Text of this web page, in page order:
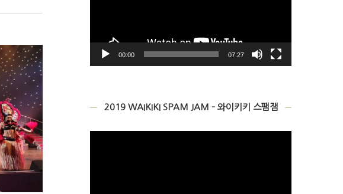
00:00 07:27
2019 WAIKIKI SPAM JAM – 와이키키 스팸잼